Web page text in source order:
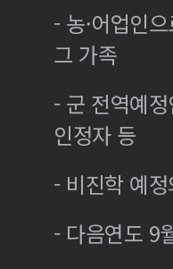
- 농·어업인
그 가족
- 군 전역예
인정자 등
- 비진학 예
- 다음연도 9